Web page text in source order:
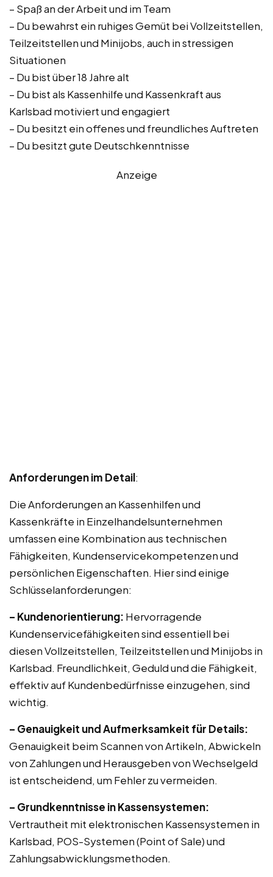
– Spaß an der Arbeit und im Team
– Du bewahrst ein ruhiges Gemüt bei Vollzeitstellen,
Teilzeitstellen und Minijobs, auch in stressigen
Situationen
– Du bist über 18 Jahre alt
– Du bist als Kassenhilfe und Kassenkraft aus
Karlsbad motiviert und engagiert
– Du besitzt ein offenes und freundliches Auftreten
– Du besitzt gute Deutschkenntnisse
Anzeige
Anforderungen im Detail:
Die Anforderungen an Kassenhilfen und
Kassenkräfte in Einzelhandelsunternehmen
umfassen eine Kombination aus technischen
Fähigkeiten, Kundenservicekompetenzen und
persönlichen Eigenschaften. Hier sind einige
Schlüsselanforderungen:
– Kundenorientierung: Hervorragende
Kundenservicefähigkeiten sind essentiell bei
diesen Vollzeitstellen, Teilzeitstellen und Minijobs in
Karlsbad. Freundlichkeit, Geduld und die Fähigkeit,
effektiv auf Kundenbedürfnisse einzugehen, sind
wichtig.
– Genauigkeit und Aufmerksamkeit für Details:
Genauigkeit beim Scannen von Artikeln, Abwickeln
von Zahlungen und Herausgeben von Wechselgeld
ist entscheidend, um Fehler zu vermeiden.
– Grundkenntnisse in Kassensystemen:
Vertrautheit mit elektronischen Kassensystemen in
Karlsbad, POS-Systemen (Point of Sale) und
Zahlungsabwicklungsmethoden.